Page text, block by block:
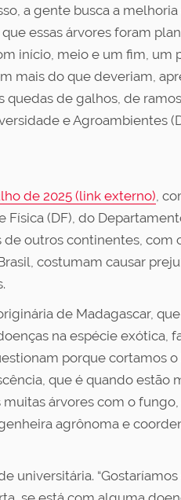
a gente busca a
essas árvores foram
início, meio e um fim, um
mais do que deveriam,
quedas de galhos, de
e Agroambientes
de 2025 (link externo),
(DF), do
de outros continentes, com
costumam causar
de Madagascar,
na espécie exótica,
porque cortamos
que é quando estão
árvores com o
agrônoma e
universitária.